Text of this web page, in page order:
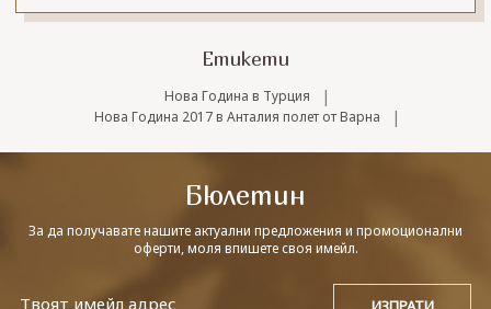
Етикети
Нова Година в Турция |
Нова Година 2017 в Анталия полет от Варна |
Бюлетин
За да получавате нашите актуални предложения и промоционални
оферти, моля впишете своя имейл.